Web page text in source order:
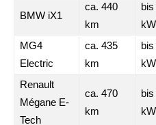
BMW iX1
ca. 440
km
kW
MG4
Electric
ca. 435
km
kW
Renault
Mégane E-
Tech
ca. 470
km
kW